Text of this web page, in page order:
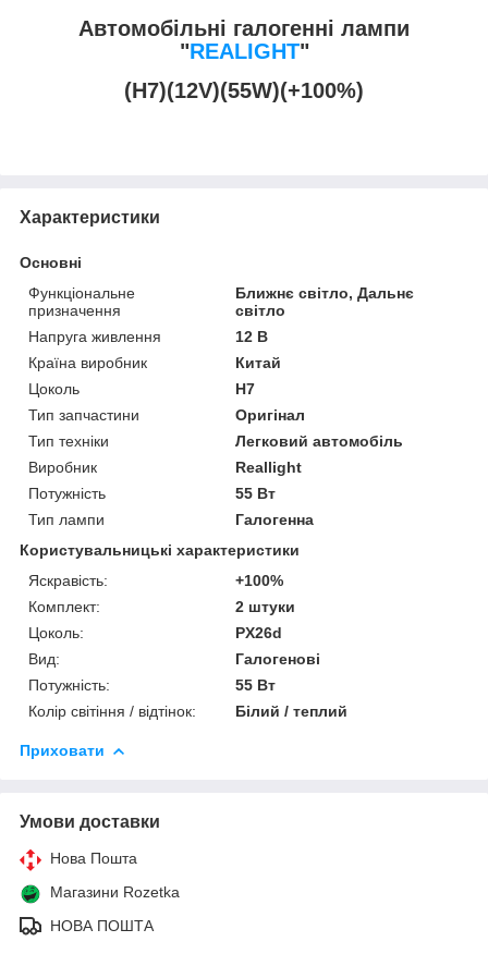
Автомобільні галогенні лампи
"REALIGHT"
(H7)(12V)(55W)(+100%)
Характеристики
Основні
Функціональне
призначення
Ближнє світло, Дальнє
світло
Напруга живлення
12 В
Країна виробник
Китай
Цоколь
H7
Тип запчастини
Оригінал
Тип техніки
Легковий автомобіль
Виробник
Reallight
Потужність
55 Вт
Тип лампи
Галогенна
Користувальницькі характеристики
Яскравість:
+100%
Комплект:
2 штуки
Цоколь:
PX26d
Вид:
Галогенові
Потужність:
55 Вт
Колір світіння / відтінок:
Білий / теплий
Приховати
Умови доставки
Нова Пошта
Магазини Rozetka
НОВА ПОШТА